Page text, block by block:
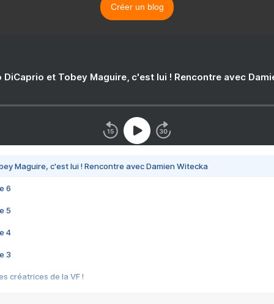
Créer un blog
DiCaprio et Tobey Maguire, c'est lui ! Rencontre avec
Maguire, c'est lui ! Rencontre avec Damien Witecka
6
5
4
3
créatrices de la VF !